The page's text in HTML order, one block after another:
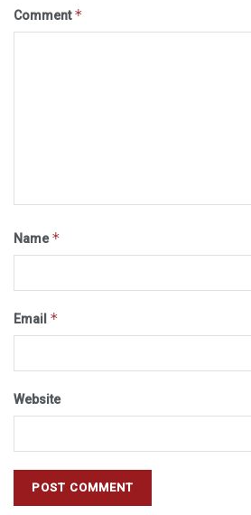
Comment*
Name*
Email *
Website